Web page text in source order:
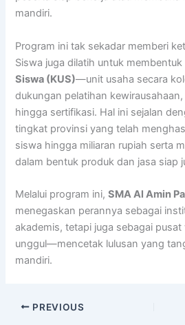
mandiri.
Program ini tak sekadar memberi
Siswa juga dilatih untuk membentuk
Siswa (KUS)—unit usaha secara
dukungan pelatihan
hingga sertifikasi. Hal ini sejalan
tingkat provinsi yang telah
siswa hingga miliaran rupiah serta
dalam bentuk produk dan jasa siap
Melalui program ini,SMA Al Amin
menegaskan perannya sebagai
akademis, tetapi juga sebagai
unggul—mencetak lulusan yang
mandiri.
PREVIOUS